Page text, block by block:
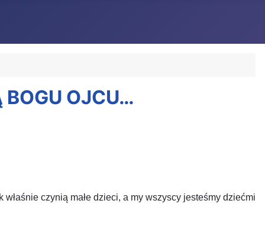
OJCU…
czynią małe dzieci, a my wszyscy jesteśmy dziećmi